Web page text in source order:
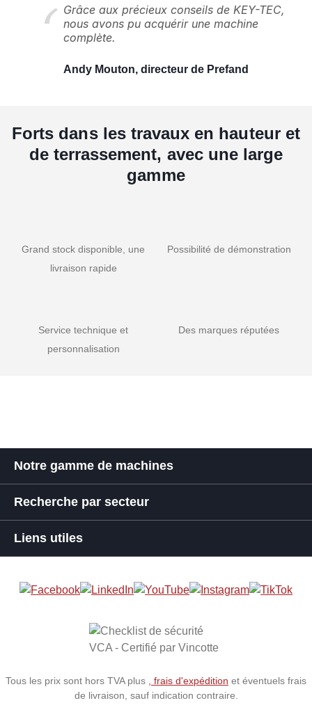
Grâce aux précieux conseils de KEY-TEC,
nous avons pu acquérir une machine
complète.
Andy Mouton, directeur de Prefand
Forts dans les travaux en hauteur et
de terrassement, avec une large
gamme
Grand stock disponible, une
livraison rapide
Possibilité de démonstration
Service technique et
personnalisation
Des marques réputées
Notre gamme de machines
Recherche par secteur
Liens utiles
Tous les prix sont hors TVA plus , frais d'expédition et éventuels frais
de livraison, sauf indication contraire.